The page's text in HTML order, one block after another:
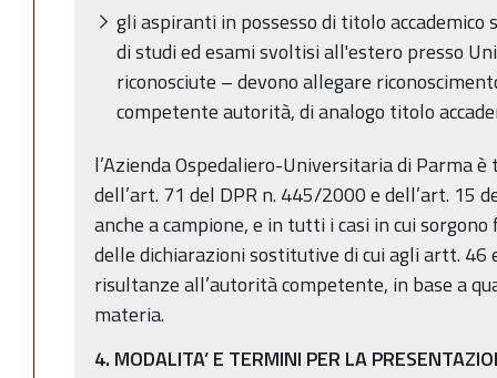
gli aspiranti in possesso di titolo
di studi ed esami svoltisi all'estero presso
riconosciute – devono allegare
competente autorità, di analogo titolo
l’Azienda Ospedaliero-Universitaria di Parma
dell’art. 71 del DPR n. 445/2000 e dell’art. 15
anche a campione, e in tutti i casi in cui
delle dichiarazioni sostitutive di cui agli artt.
risultanze all’autorità competente, in base a
materia.
4. MODALITA’ E TERMINI PER LA